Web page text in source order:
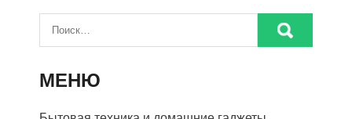
МЕНЮ